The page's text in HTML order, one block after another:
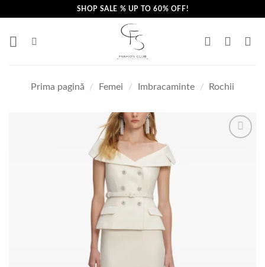
content
SHOP SALE % UP TO 60% OFF!
Prima pagină / Femei / Imbracaminte / Rochii